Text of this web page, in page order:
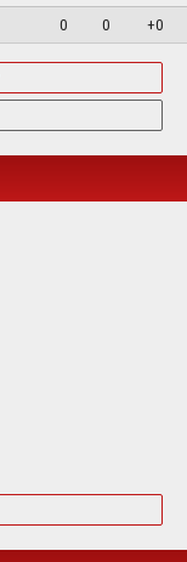
0 0 +0